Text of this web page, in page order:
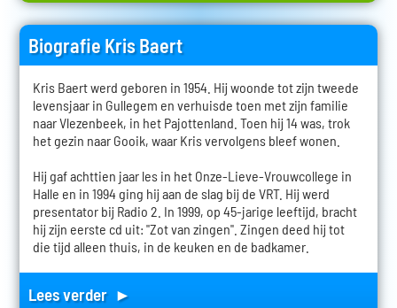
Biografie Kris Baert
Kris Baert werd geboren in 1954. Hij woonde tot zijn tweede
levensjaar in Gullegem en verhuisde toen met zijn familie
naar Vlezenbeek, in het Pajottenland. Toen hij 14 was, trok
het gezin naar Gooik, waar Kris vervolgens bleef wonen.
Hij gaf achttien jaar les in het Onze-Lieve-Vrouwcollege in
Halle en in 1994 ging hij aan de slag bij de VRT. Hij werd
presentator bij Radio 2. In 1999, op 45-jarige leeftijd, bracht
hij zijn eerste cd uit: "Zot van zingen". Zingen deed hij tot
die tijd alleen thuis, in de keuken en de badkamer.
Lees verder ►